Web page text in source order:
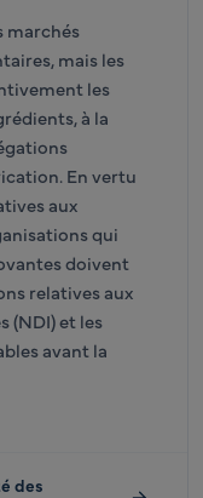
marchés
mais les
les
à la
En vertu
aux
qui
doivent
relatives aux
(NDI) et les
avant la
des